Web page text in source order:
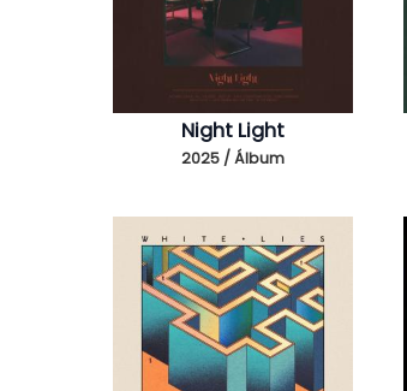
Night Light
2025 / Álbum